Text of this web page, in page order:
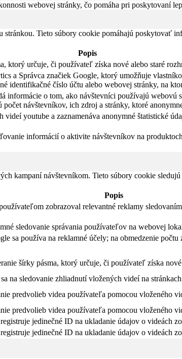
webovej stránky, čo pomáha pri poskytovaní
Tieto súbory cookie pomáhajú poskytovať
Popis
ktorý určuje, či používateľ získa nové alebo staré
a Správca značiek Google, ktorý umožňuje
identifikačné číslo účtu alebo webovej stránky, na
informácie o tom, ako návštevníci používajú webovú
návštevníkov, ich zdroj a stránky, ktoré
youtube a zaznamenáva anonymné štatistické
informácií o aktivite návštevníkov na
kampaní návštevníkom. Tieto súbory cookie
Popis
zobrazoval relevantné reklamy
sledovanie správania používateľov na webovej
sa používa na reklamné účely; na obmedzenie
šírky pásma, ktorý určuje, či používateľ získa
na sledovanie zhliadnutí vložených videí na
predvolieb videa používateľa pomocou vloženého
predvolieb videa používateľa pomocou vloženého
jedinečné ID na ukladanie údajov o videách
jedinečné ID na ukladanie údajov o videách